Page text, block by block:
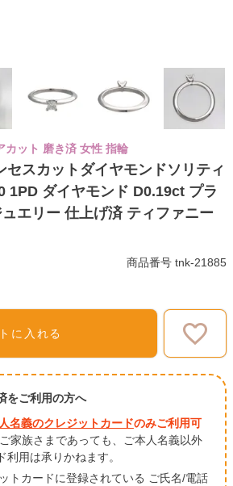
カット 磨き済 女性 指輪
スカットダイヤモンドソリティ
1PD ダイヤモンド D0.19ct プラ
エリー 仕上げ済 ティファニー
商品番号 tnk-21885
に入れる
をご利用の方へ
名義のクレジットカードのみご利用可
家族さまであっても、ご本人名義以外
利用は承りかねます。
トカードに登録されている ご氏名/電話